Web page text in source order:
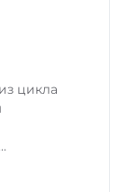
цикла